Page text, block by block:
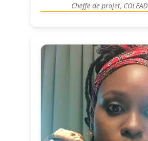
Cheffe de projet, COLEAD